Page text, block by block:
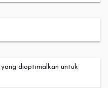
dioptimalkan untuk